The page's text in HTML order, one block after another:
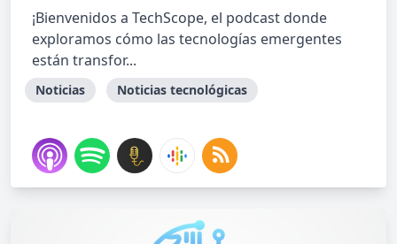
¡Bienvenidos a TechScope, el podcast donde
exploramos cómo las tecnologías emergentes
están transfor...
Noticias Noticias tecnológicas